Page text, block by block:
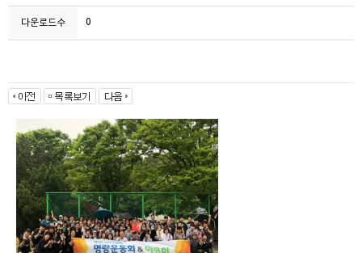
다운로드수 0